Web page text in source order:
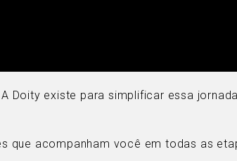
Doity existe para simplificar essa
acompanham você em todas as